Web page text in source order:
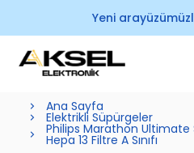
Yeni
Ana Sayfa
Elektrikli Süpürgeler
Philips Marathon Ultimate
Hepa 13 Filtre A Sınıfı